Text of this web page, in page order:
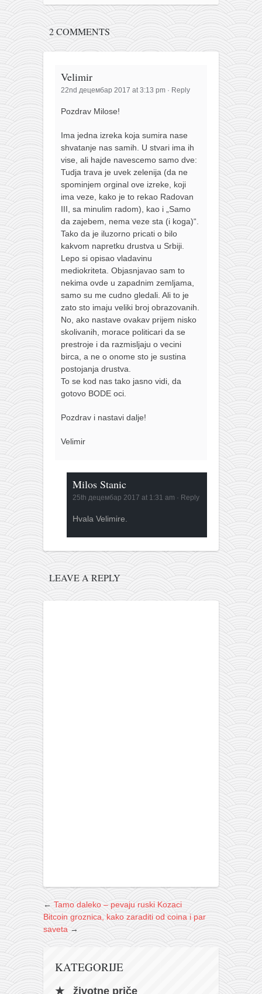
2 COMMENTS
Velimir
22nd децембар 2017 at 3:13 pm · Reply
Pozdrav Milose!
Ima jedna izreka koja sumira nase
shvatanje nas samih. U stvari ima ih
vise, ali hajde navescemo samo dve:
Tudja trava je uvek zelenija (da ne
spominjem orginal ove izreke, koji
ima veze, kako je to rekao Radovan
III, sa minulim radom), kao i „Samo
da zajebem, nema veze sta (i koga)“.
Tako da je iluzorno pricati o bilo
kakvom napretku drustva u Srbiji.
Lepo si opisao vladavinu
mediokriteta. Objasnjavao sam to
nekima ovde u zapadnim zemljama,
samo su me cudno gledali. Ali to je
zato sto imaju veliki broj obrazovanih.
No, ako nastave ovakav prijem nisko
skolivanih, morace politicari da se
prestroje i da razmisljaju o vecini
birca, a ne o onome sto je sustina
postojanja drustva.
To se kod nas tako jasno vidi, da
gotovo BODE oci.
Pozdrav i nastavi dalje!
Velimir
Milos Stanic
25th децембар 2017 at 1:31 am · Reply
Hvala Velimire.
LEAVE A REPLY
← Tamo daleko – pevaju ruski Kozaci
Bitcoin groznica, kako zaraditi od coina i par
saveta →
KATEGORIJE
životne priče